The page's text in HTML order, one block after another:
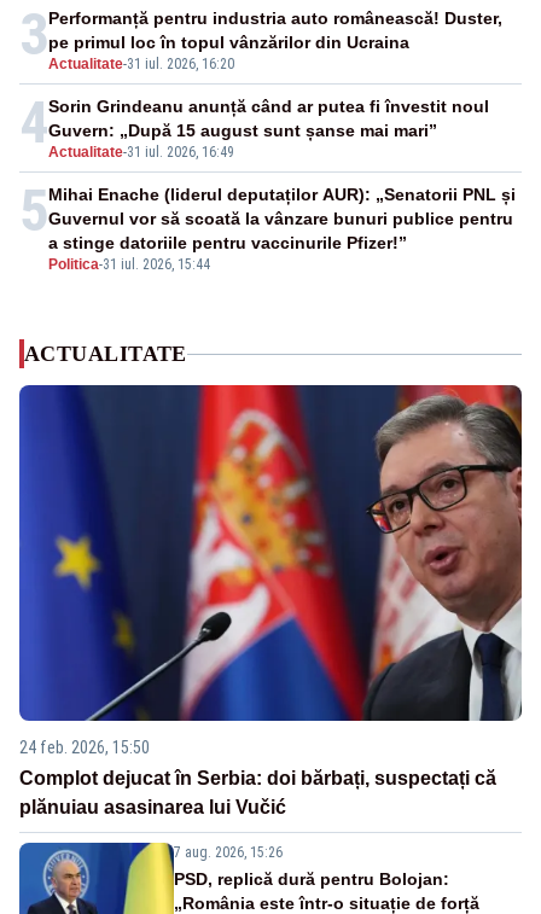
3Actualitate-31 iul. 2026, 16:20
Performanță pentru industria auto românească! Duster,
pe primul loc în topul vânzărilor din Ucraina
4Actualitate-31 iul. 2026, 16:49
Sorin Grindeanu anunță când ar putea fi învestit noul
Guvern: „După 15 august sunt șanse mai mari”
5
Politica-31 iul. 2026, 15:44
Mihai Enache (liderul deputaților AUR): „Senatorii PNL și
Guvernul vor să scoată la vânzare bunuri publice pentru
a stinge datoriile pentru vaccinurile Pfizer!”
ACTUALITATE
24 feb. 2026, 15:50
Complot dejucat în Serbia: doi bărbați, suspectați că
plănuiau asasinarea lui Vučić
7 aug. 2026, 15:26
PSD, replică dură pentru Bolojan:
„România este într-o situație de forță